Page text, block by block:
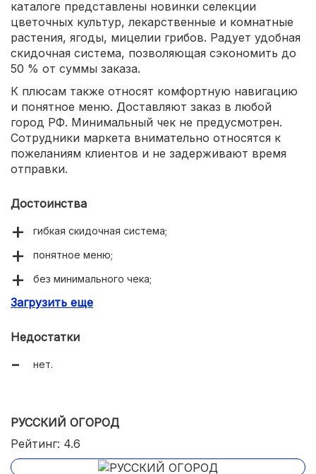
каталоге представлены новинки селекции
цветочных культур, лекарственные и комнатные
растения, ягоды, мицелии грибов. Радует удобная
скидочная система, позволяющая сэкономить до
50 % от суммы заказа.
К плюсам также относят комфортную навигацию
и понятное меню. Доставляют заказ в любой
город РФ. Минимальный чек не предусмотрен.
Сотрудники маркета внимательно относятся к
пожеланиям клиентов и не задерживают время
отправки.
Достоинства
гибкая скидочная система;
понятное меню;
без минимального чека;
отправка без задержек.
Загрузить еще
Недостатки
нет.
РУССКИЙ ОГОРОД
Рейтинг: 4.6